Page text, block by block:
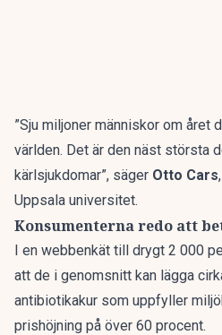
”Sju miljoner människor om året
världen. Det är den näst största
kärlsjukdomar”, säger Otto Cars
Uppsala universitet.
Konsumenterna redo att
I en webbenkät till drygt 2 000
att de i genomsnitt kan lägga
antibiotikakur som uppfyller
prishöjning på över 60 procent.